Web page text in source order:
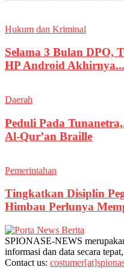
Hukum dan Kriminal
Selama 3 Bulan DPO,
HP Android Akhirnya...
Daerah
Peduli Pada
Al-Qur’an Braille
Pemerintahan
Tingkatkan Disiplin
Himbau Perlunya
SPIONASE-NEWS
informasi dan data secara
Contact us: